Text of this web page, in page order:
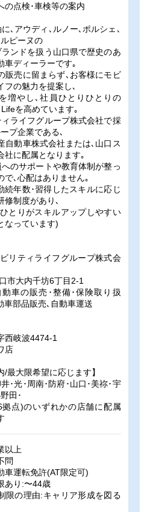
の点検･車検等の案内
､アウディ､ルノー､ポルシェ､
ピーヌの
ンドを扱う山口県で歴史のあ
車ディーラーです｡
販売に留まらず､お客様にモビ
フの魅力を提案し､
増やし､社員ひとりひとりの
を高めています｡
ライフグループ株式会社で採
プ企業である､
自動車株式会社または､山口ス
社に配属となります｡
のサポートや教育体制が整っ
で､心配はありません｡
年数･習得したスキルに応じ
修制度があり､
とりがスキルアップしやすい
なっています)
リティライフグループ株式会
内千坊6丁目2-1
販売･整備･保険取り扱
車部品販売､自動車運送
西岐波4474-1
店
/最大限希望に応じます】
･光･周南･防府･山口･美祢･宇
田･
点)のいずれかの店舗に配属
以上
問
車運転免許(AT限定可)
あり:〜44歳
の理由:キャリア形成を図る